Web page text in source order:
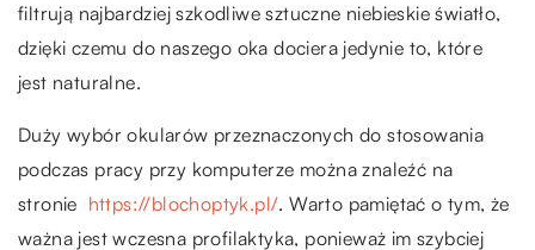
filtrują najbardziej szkodliwe sztuczne niebieskie światło,
dzięki czemu do naszego oka dociera jedynie to, które
jest naturalne.
Duży wybór okularów przeznaczonych do stosowania
podczas pracy przy komputerze można znaleźć na
stronie https://blochoptyk.pl/. Warto pamiętać o tym, że
ważna jest wczesna profilaktyka, ponieważ im szybciej